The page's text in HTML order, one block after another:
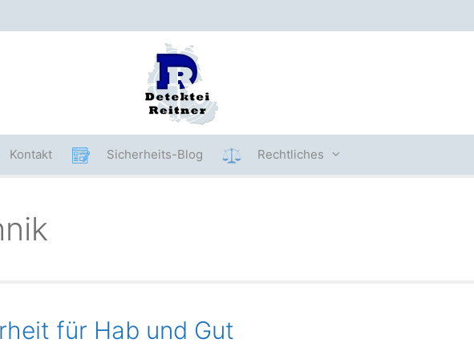
Kontakt Sicherheits-Blog Rechtliches
für Hab und Gut